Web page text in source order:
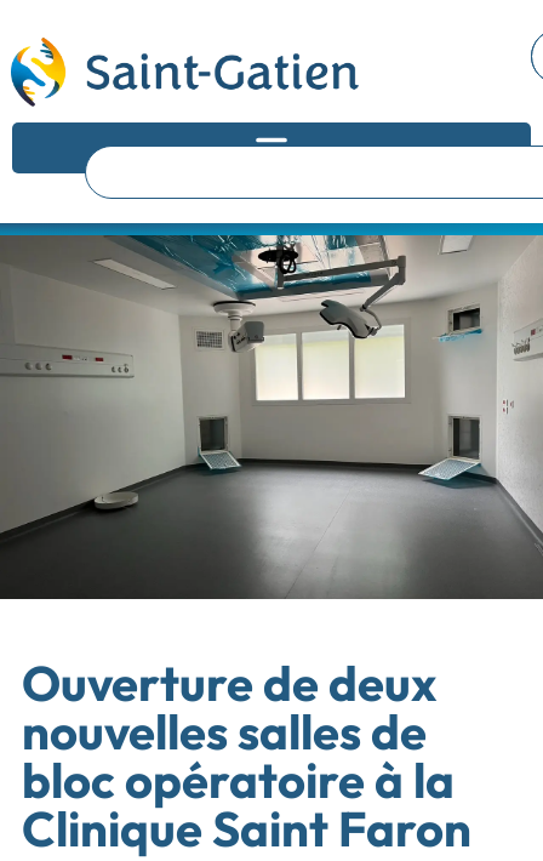
Ouverture de deux
nouvelles salles de
bloc opératoire à la
Clinique Saint Faron